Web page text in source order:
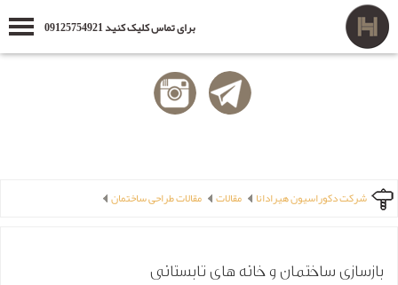
برای تماس کلیک کنید 09125754921
شرکت دکوراسیون هیرادانا مقالات مقالات طراحی ساختمان
بازسازی ساختمان و خانه های تابستانی